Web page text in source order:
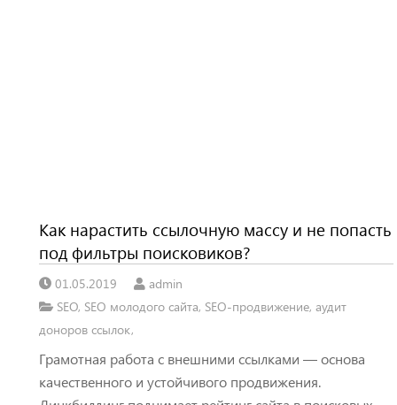
Как нарастить ссылочную массу и не попасть
под фильтры поисковиков?
01.05.2019
admin
SEO, SEO молодого сайта, SEO-продвижение, аудит
доноров ссылок,
Грамотная работа с внешними ссылками — основа
качественного и устойчивого продвижения.